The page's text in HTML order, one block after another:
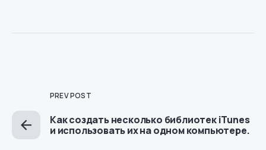
PREV POST
Как создать несколько библиотек iTunes
и использовать их на одном компьютере.